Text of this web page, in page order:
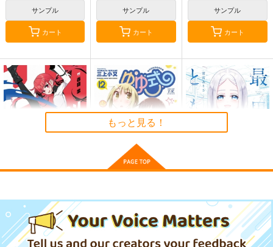
サンプル
作品詳細
サンプル
作品詳細
サンプル
作品詳細
(BD)ITO MIKU Live 2
025『Birth of Pops』
/伊藤美来
16,500円（税込）
サンプル
カート
サンプル
カート
サンプル
カート
ン 6
芳文社
990円（税込）
935円（税込）
芳文社
693円（税込）
もっと見る！